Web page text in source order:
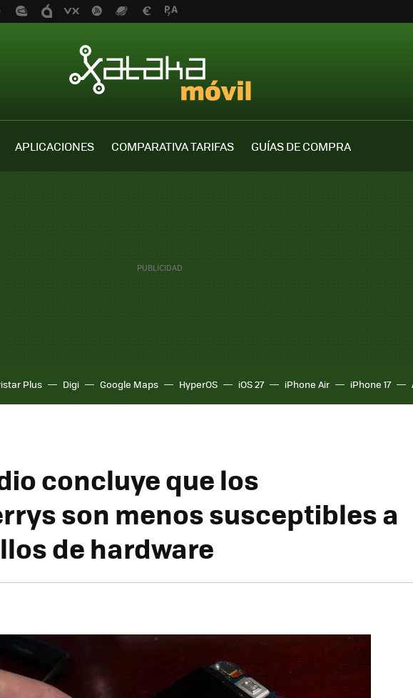
APLICACIONES COMPARATIVA TARIFAS GUÍAS DE COMPRA
Plus Digi Google Maps HyperOS iOS 27 iPhone Air iPhone 17
concluye que los
son menos susceptibles a
de hardware